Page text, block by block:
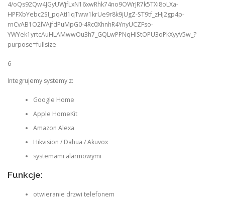
6
Integrujemy systemy z:
Google Home
Apple HomeKit
Amazon Alexa
Hikvision / Dahua / Akuvox
systemami alarmowymi
Funkcje:
otwieranie drzwi telefonem